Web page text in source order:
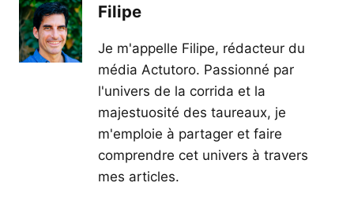
Filipe
Je m'appelle Filipe, rédacteur du
média Actutoro. Passionné par
l'univers de la corrida et la
majestuosité des taureaux, je
m'emploie à partager et faire
comprendre cet univers à travers
mes articles.